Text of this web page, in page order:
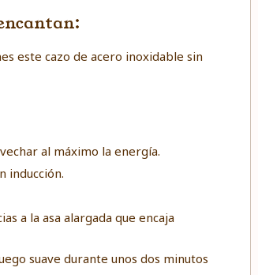
este cazo deacero inoxidable sin
al máximo la energía.
inducción.
a la asa alargada que encaja
suave durante unos dos minutos